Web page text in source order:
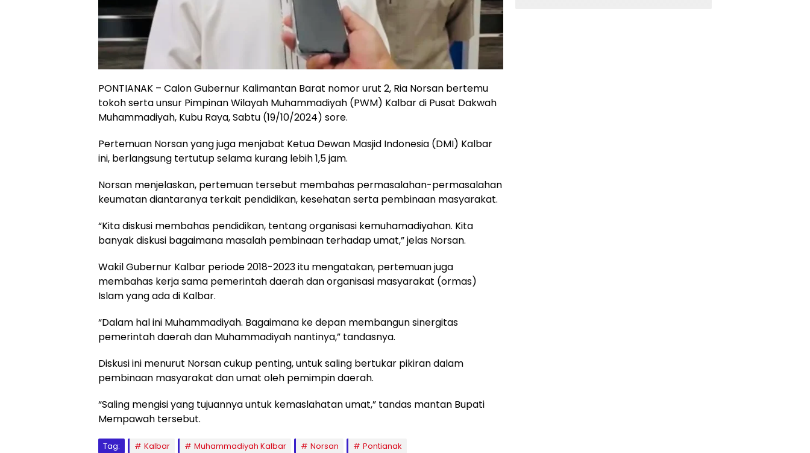
PONTIANAK – Calon Gubernur Kalimantan Barat nomor urut 2, Ria Norsan bertemu
tokoh serta unsur Pimpinan Wilayah Muhammadiyah (PWM) Kalbar di Pusat Dakwah
Muhammadiyah, Kubu Raya, Sabtu (19/10/2024) sore.
Pertemuan Norsan yang juga menjabat Ketua Dewan Masjid Indonesia (DMI) Kalbar
ini, berlangsung tertutup selama kurang lebih 1,5 jam.
Norsan menjelaskan, pertemuan tersebut membahas permasalahan-permasalahan
keumatan diantaranya terkait pendidikan, kesehatan serta pembinaan masyarakat.
“Kita diskusi membahas pendidikan, tentang organisasi kemuhamadiyahan. Kita
banyak diskusi bagaimana masalah pembinaan terhadap umat,” jelas Norsan.
Wakil Gubernur Kalbar periode 2018-2023 itu mengatakan, pertemuan juga
membahas kerja sama pemerintah daerah dan organisasi masyarakat (ormas)
Islam yang ada di Kalbar.
“Dalam hal ini Muhammadiyah. Bagaimana ke depan membangun sinergitas
pemerintah daerah dan Muhammadiyah nantinya,” tandasnya.
Diskusi ini menurut Norsan cukup penting, untuk saling bertukar pikiran dalam
pembinaan masyarakat dan umat oleh pemimpin daerah.
“Saling mengisi yang tujuannya untuk kemaslahatan umat,” tandas mantan Bupati
Mempawah tersebut.
Tag: Kalbar Muhammadiyah Kalbar Norsan Pontianak